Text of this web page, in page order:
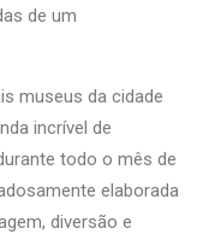
de um
museus da cidade
incrível de
todo o mês de
elaborada
diversão e